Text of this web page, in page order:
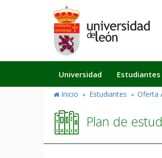
Navegación
principal
Universidad Estudiantes
Inicio Estudiantes Oferta
Plan de